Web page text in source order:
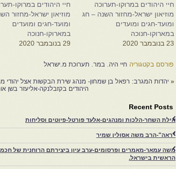
חיי היהודים במרוקו-תערוכה
מוזיאון ישראל-מחזור השנה – חג
ומועד-חגים ומועדים
במארוקו-חנוכה
23 בנובמבר 2020
חיי היהודים במרוקו-
מוזיאון ישראל-מחזור
ומועד-חגים ומועדים
במארוקו-חנוכה
29 בנובמבר 2020
פורסם בקטגוריה חיי היה. במר. תערוכת מ.ישראל
« יהדות המגרב: רפאל בן שמחון- מנהג שירת הבקשות אצל יהודי
היהודים בקזבלנקה-אליעזר בשן
Recent Posts
אילת השחר-הלכות ומנהגים-אלעד פורטל-פיוטים וסליחות
"ראה"-הרב משה אסולין שמיר
משה עמאר-מאמרים ופרסומים-ערב עיון ביצירתם הרוחנית של
הראשית בישראל.